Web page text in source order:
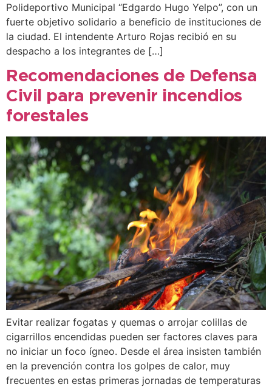
Polideportivo Municipal “Edgardo Hugo Yelpo”, con un
fuerte objetivo solidario a beneficio de instituciones de
la ciudad. El intendente Arturo Rojas recibió en su
despacho a los integrantes de […]
Recomendaciones de Defensa
Civil para prevenir incendios
forestales
Evitar realizar fogatas y quemas o arrojar colillas de
cigarrillos encendidas pueden ser factores claves para
no iniciar un foco ígneo. Desde el área insisten también
en la prevención contra los golpes de calor, muy
frecuentes en estas primeras jornadas de temperaturas